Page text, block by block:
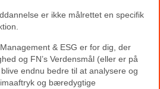
er ikke målrettet en specifik
& ESG er for dig, der
og FN’s Verdensmål (eller er på
endnu bedre til at analysere og
og bæredygtige